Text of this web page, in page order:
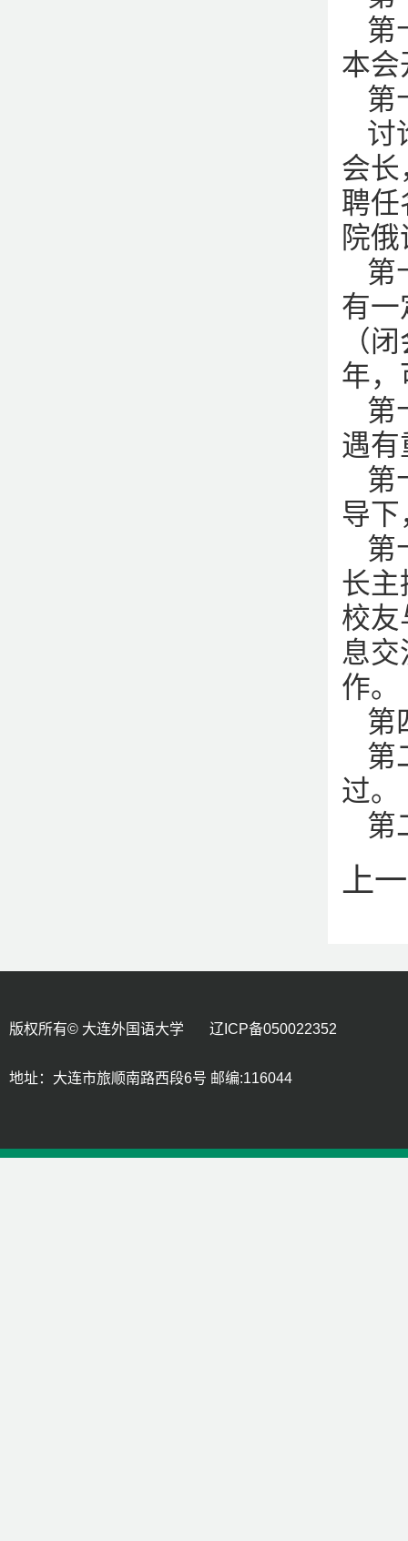
第
本会
第
讨
会长
聘任
院
第
有一
（
年，
第
遇有
第
导
第
长主
校友
息
作。
第
第
过。
第
上
版权所有© 大连外国语大学 辽ICP备050022352
地址：大连市旅顺南路西段6号 邮编:116044